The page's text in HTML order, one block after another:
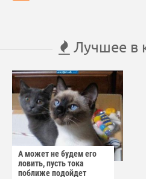
Лучшее в
А может не будем его
ловить, пусть тока
поближе подойдет